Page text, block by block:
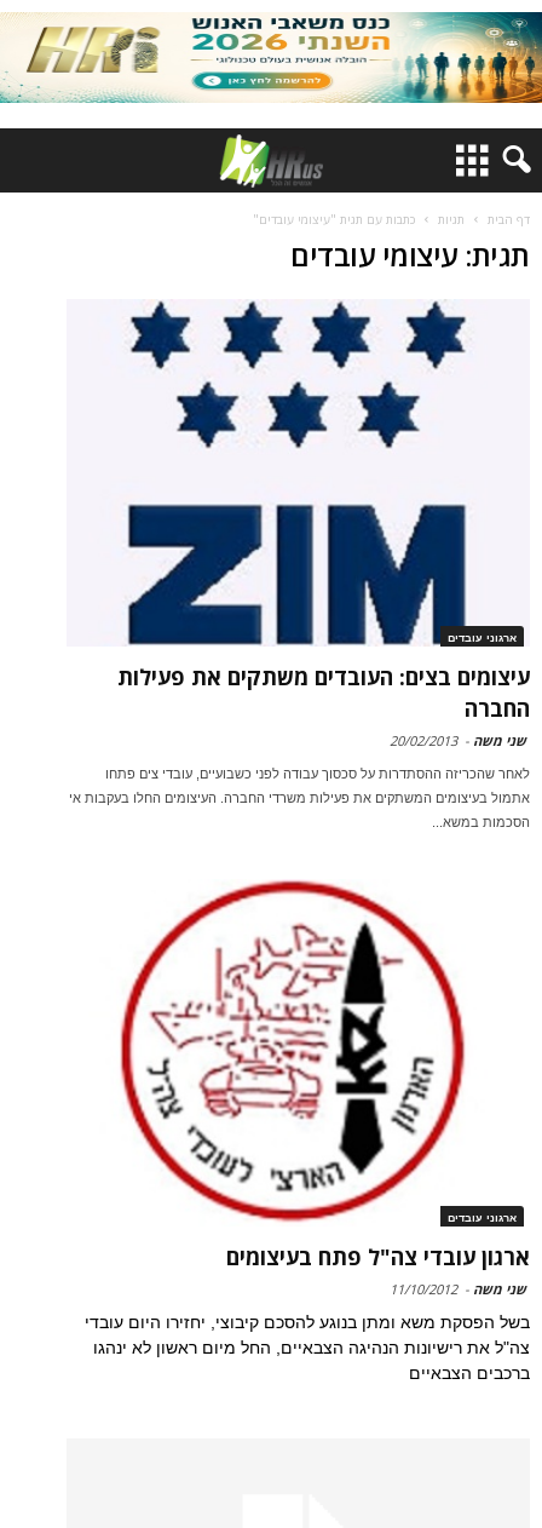
דף הבית תגיות כתבות עם תגית "עיצומי עובדים"
תגית: עיצומי עובדים
ארגוני עובדים
עיצומים בצים: העובדים משתקים את פעילות
החברה
שני משה -
20/02/2013
לאחר שהכריזה ההסתדרות על סכסוך עבודה לפני כשבועיים, עובדי צים פתחו
אתמול בעיצומים המשתקים את פעילות משרדי החברה. העיצומים החלו בעקבות אי
הסכמות במשא...
ארגוני עובדים
ארגון עובדי צה"ל פתח בעיצומים
שני משה -
11/10/2012
בשל הפסקת משא ומתן בנוגע להסכם קיבוצי, יחזירו היום עובדי
צה"ל את רישיונות הנהיגה הצבאיים, החל מיום ראשון לא ינהגו
ברכבים הצבאיים